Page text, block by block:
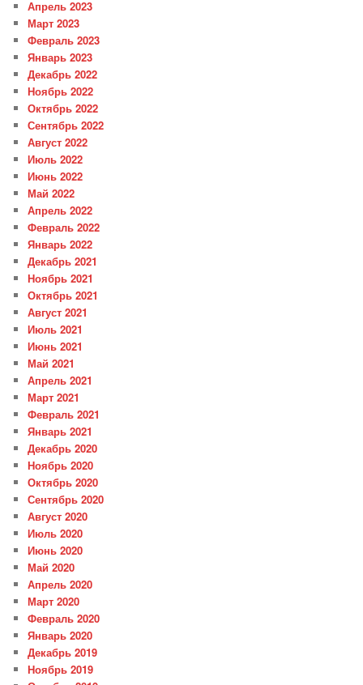
Апрель 2023
Март 2023
Февраль 2023
Январь 2023
Декабрь 2022
Ноябрь 2022
Октябрь 2022
Сентябрь 2022
Август 2022
Июль 2022
Июнь 2022
Май 2022
Апрель 2022
Февраль 2022
Январь 2022
Декабрь 2021
Ноябрь 2021
Октябрь 2021
Август 2021
Июль 2021
Июнь 2021
Май 2021
Апрель 2021
Март 2021
Февраль 2021
Январь 2021
Декабрь 2020
Ноябрь 2020
Октябрь 2020
Сентябрь 2020
Август 2020
Июль 2020
Июнь 2020
Май 2020
Апрель 2020
Март 2020
Февраль 2020
Январь 2020
Декабрь 2019
Ноябрь 2019